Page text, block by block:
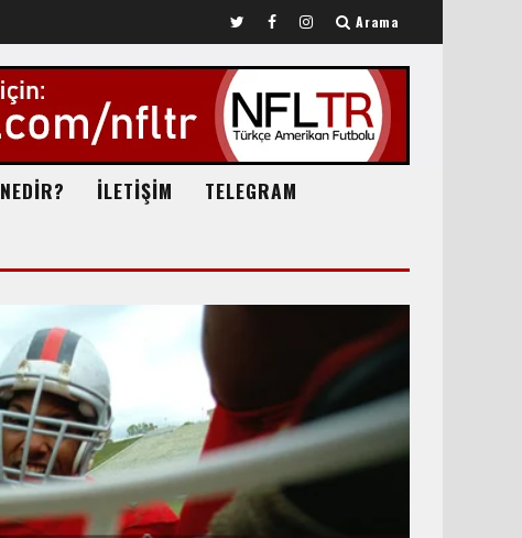
Arama
NEDİR? İLETİŞİM
TELEGRAM